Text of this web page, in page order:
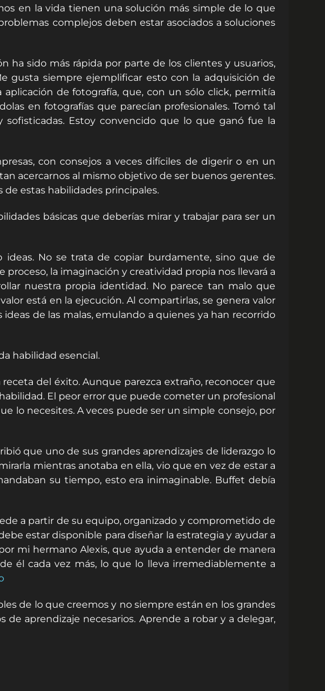
en la vida tienen una solución más simple de lo que
complejos deben estar asociados a soluciones
ha sido más rápida por parte de los clientes y usuarios,
gusta siempre ejemplificar esto con la adquisición de
de fotografía, que, con un sólo click, permitía
en fotografías que parecían profesionales. Tomó tal
Estoy convencido que lo que ganó fue la
con consejos a veces difíciles de digerir o en un
acercarnos al mismo objetivo de ser buenos gerentes.
estas habilidades principales.
básicas que deberías mirar y trabajar para ser un
ideas. No se trata de copiar burdamente, sino que de
la imaginación y creatividad propia nos llevará a
nuestra propia identidad. No parece tan malo que
está en la ejecución. Al compartirlas, se genera valor
de las malas, emulando a quienes ya han recorrido
habilidad esencial.
del éxito. Aunque parezca extraño, reconocer que
El peor error que puede cometer un profesional
lo necesites. A veces puede ser un simple consejo, por
que uno de sus grandes aprendizajes de liderazgo lo
mientras anotaba en ella, vio que en vez de estar a
su tiempo, esto era inimaginable. Buffet debía
a partir de su equipo, organizado y comprometido de
estar disponible para diseñar la estrategia y ayudar a
mi hermano Alexis, que ayuda a entender de manera
él cada vez más, lo que lo lleva irremediablemente a
de lo que creemos y no siempre están en los grandes
aprendizaje necesarios. Aprende a robar y a delegar,